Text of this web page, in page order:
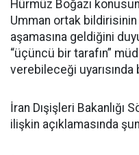
Hürmüz Boğazı
Umman ortak
aşamasına geldiğini
“üçüncü bir tarafın”
verebileceği uyarısında
İran Dışişleri Bakanlığı
ilişkin açıklamasında